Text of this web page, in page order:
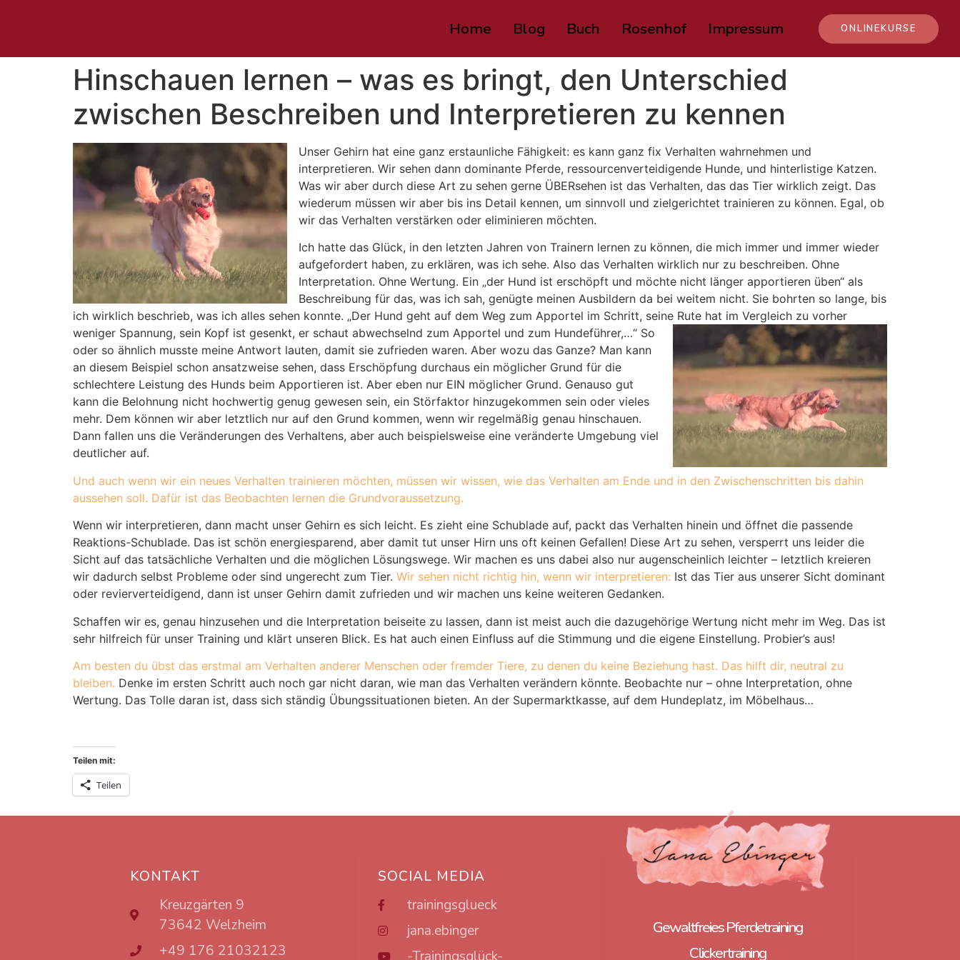
Home Blog Buch Rosenhof Impressum ONLINEKURSE
Hinschauen lernen – was es bringt, den Unterschied
zwischen Beschreiben und Interpretieren zu kennen
Unser Gehirn hat eine ganz erstaunliche Fähigkeit: es kann ganz fix Verhalten wahrnehmen und
interpretieren. Wir sehen dann dominante Pferde, ressourcenverteidigende Hunde, und hinterlistige Katzen.
Was wir aber durch diese Art zu sehen gerne ÜBERsehen ist das Verhalten, das das Tier wirklich zeigt. Das
wiederum müssen wir aber bis ins Detail kennen, um sinnvoll und zielgerichtet trainieren zu können. Egal, ob
wir das Verhalten verstärken oder eliminieren möchten.
Ich hatte das Glück, in den letzten Jahren von Trainern lernen zu können, die mich immer und immer wieder
aufgefordert haben, zu erklären, was ich sehe. Also das Verhalten wirklich nur zu beschreiben. Ohne
Interpretation. Ohne Wertung. Ein „der Hund ist erschöpft und möchte nicht länger apportieren üben“ als
Beschreibung für das, was ich sah, genügte meinen Ausbildern da bei weitem nicht. Sie bohrten so lange, bis
ich wirklich beschrieb, was ich alles sehen konnte. „Der Hund geht auf dem Weg zum Apportel im Schritt, seine Rute hat im Vergleich zu vorher
weniger Spannung, sein Kopf ist gesenkt, er schaut abwechselnd zum Apportel und zum Hundeführer,…“ So
oder so ähnlich musste meine Antwort lauten, damit sie zufrieden waren. Aber wozu das Ganze? Man kann
an diesem Beispiel schon ansatzweise sehen, dass Erschöpfung durchaus ein möglicher Grund für die
schlechtere Leistung des Hunds beim Apportieren ist. Aber eben nur EIN möglicher Grund. Genauso gut
kann die Belohnung nicht hochwertig genug gewesen sein, ein Störfaktor hinzugekommen sein oder vieles
mehr. Dem können wir aber letztlich nur auf den Grund kommen, wenn wir regelmäßig genau hinschauen.
Dann fallen uns die Veränderungen des Verhaltens, aber auch beispielsweise eine veränderte Umgebung viel
deutlicher auf.
Und auch wenn wir ein neues Verhalten trainieren möchten, müssen wir wissen, wie das Verhalten am Ende und in den Zwischenschritten bis dahin
aussehen soll. Dafür ist das Beobachten lernen die Grundvoraussetzung.
Wenn wir interpretieren, dann macht unser Gehirn es sich leicht. Es zieht eine Schublade auf, packt das Verhalten hinein und öffnet die passende
Reaktions-Schublade. Das ist schön energiesparend, aber damit tut unser Hirn uns oft keinen Gefallen! Diese Art zu sehen, versperrt uns leider die
Sicht auf das tatsächliche Verhalten und die möglichen Lösungswege. Wir machen es uns dabei also nur augenscheinlich leichter – letztlich kreieren
wir dadurch selbst Probleme oder sind ungerecht zum Tier. Wir sehen nicht richtig hin, wenn wir interpretieren: Ist das Tier aus unserer Sicht dominant
oder revierverteidigend, dann ist unser Gehirn damit zufrieden und wir machen uns keine weiteren Gedanken.
Schaffen wir es, genau hinzusehen und die Interpretation beiseite zu lassen, dann ist meist auch die dazugehörige Wertung nicht mehr im Weg. Das ist
sehr hilfreich für unser Training und klärt unseren Blick. Es hat auch einen Einfluss auf die Stimmung und die eigene Einstellung. Probier’s aus!
Am besten du übst das erstmal am Verhalten anderer Menschen oder fremder Tiere, zu denen du keine Beziehung hast. Das hilft dir, neutral zu
bleiben. Denke im ersten Schritt auch noch gar nicht daran, wie man das Verhalten verändern könnte. Beobachte nur – ohne Interpretation, ohne
Wertung. Das Tolle daran ist, dass sich ständig Übungssituationen bieten. An der Supermarktkasse, auf dem Hundeplatz, im Möbelhaus…
Teilen mit:
Teilen
KONTAKT
Kreuzgärten 9
73642 Welzheim
+49 176 21032123
SOCIAL MEDIA
trainingsglueck
jana.ebinger
-Trainingsglück-
Gewaltfreies Pferdetraining
Clickertraining